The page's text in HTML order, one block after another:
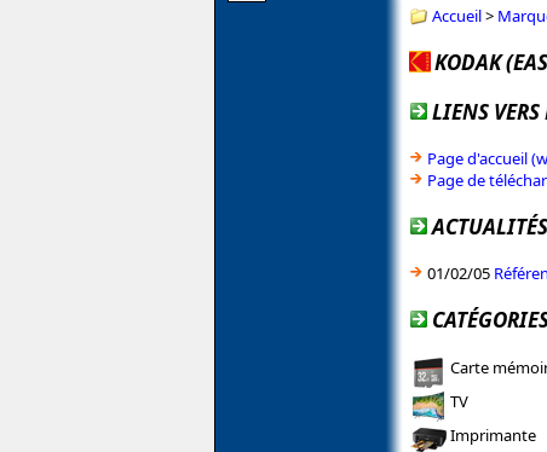
Accueil>
KODAK
LIENS
Page d'accueil
Page de
01/02/05
Carte
TV
Imprimante